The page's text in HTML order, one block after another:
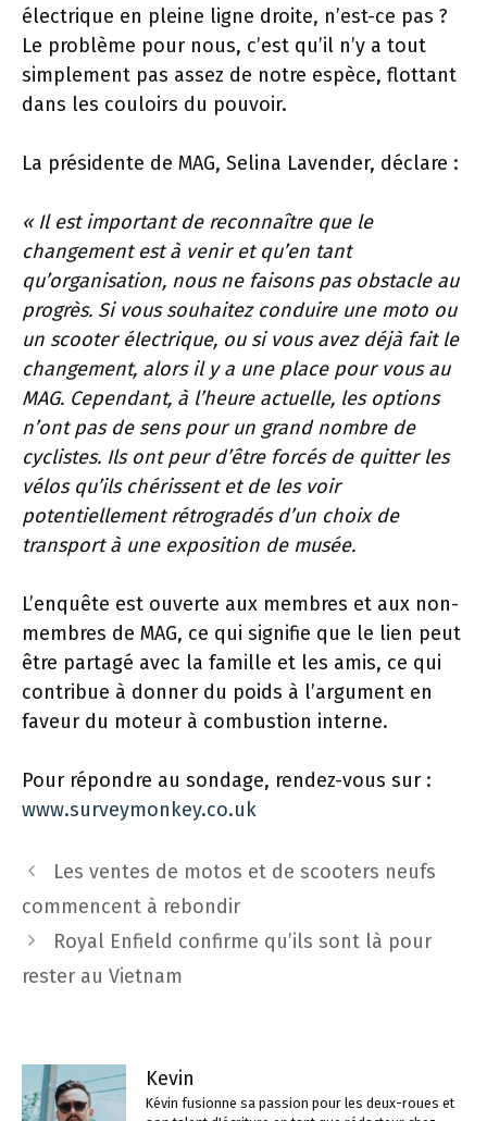
électrique en pleine ligne droite, n’est-ce pas ?
Le problème pour nous, c’est qu’il n’y a tout
simplement pas assez de notre espèce, flottant
dans les couloirs du pouvoir.
La présidente de MAG, Selina Lavender, déclare :
« Il est important de reconnaître que le
changement est à venir et qu’en tant
qu’organisation, nous ne faisons pas obstacle au
progrès. Si vous souhaitez conduire une moto ou
un scooter électrique, ou si vous avez déjà fait le
changement, alors il y a une place pour vous au
MAG. Cependant, à l’heure actuelle, les options
n’ont pas de sens pour un grand nombre de
cyclistes. Ils ont peur d’être forcés de quitter les
vélos qu’ils chérissent et de les voir
potentiellement rétrogradés d’un choix de
transport à une exposition de musée.
L’enquête est ouverte aux membres et aux non-
membres de MAG, ce qui signifie que le lien peut
être partagé avec la famille et les amis, ce qui
contribue à donner du poids à l’argument en
faveur du moteur à combustion interne.
Pour répondre au sondage, rendez-vous sur :
www.surveymonkey.co.uk
Navigation
des
Les ventes de motos et de scooters neufs
commencent à rebondir
Royal Enfield confirme qu’ils sont là pour
rester au Vietnam
Kevin
Kévin fusionne sa passion pour les deux-roues et